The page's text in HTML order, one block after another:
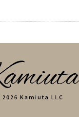
Kamiuta LLC